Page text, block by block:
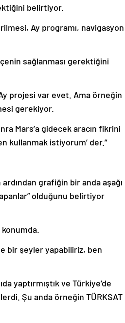
belirtiyor.
Ay programı, navigasyon
sağlanması gerektiğini
projesi var evet. Ama örneğin
gerekiyor.
Mars’a gidecek aracın fikrini
kullanmak istiyorum’ der.”
grafiğin bir anda aşağı
olduğunu belirtiyor
bir şeyler yapabiliriz, ben
yaptırmıştık ve Türkiye’de
Şu anda örneğin TÜRKSAT